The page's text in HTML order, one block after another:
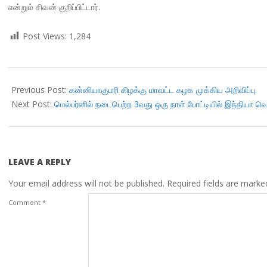
என்றும் சிவன் குறிப்பிட்டார்.
Post Views: 1,284
01-
18
Previous Post: கன்னியாகுமரி கிழக்கு மாவட்ட கழக முக்கிய அறிவிப்பு.
Next Post: மெல்பர்னில் நடைபெற்ற 3வது ஒரு நாள் போட்டியில் இந்தியா
LEAVE A REPLY
Your email address will not be published. Required fields are
Comment *